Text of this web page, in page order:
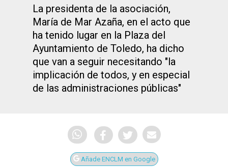
La presidenta de la asociación,
María de Mar Azaña, en el acto que
ha tenido lugar en la Plaza del
Ayuntamiento de Toledo, ha dicho
que van a seguir necesitando "la
implicación de todos, y en especial
de las administraciones públicas"
Añade ENCLM en Google